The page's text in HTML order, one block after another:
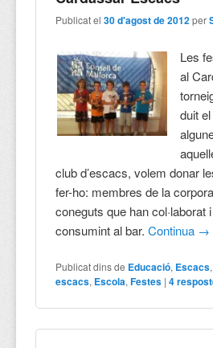
Publicat el30 d'agost de 2012 per
Les
al
duit
club d’escacs, volem donar
fer-ho: membres de la
coneguts que han
consumint al bar.Continua →
Publicat dins de Educació, Escacs,
escacs, Escola,Festes |4